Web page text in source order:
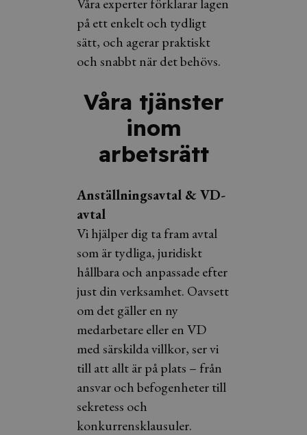
på ett enkelt och tydligt
sätt, och agerar praktiskt
och snabbt när det behövs.
Våra tjänster
inom
arbetsrätt
Anställningsavtal & VD-
avtal
Vi hjälper dig ta fram avtal
som är tydliga, juridiskt
hållbara och anpassade efter
just din verksamhet. Oavsett
om det gäller en ny
medarbetare eller en VD
med särskilda villkor, ser vi
till att allt är på plats – från
ansvar och befogenheter till
sekretess och
konkurrensklausuler.